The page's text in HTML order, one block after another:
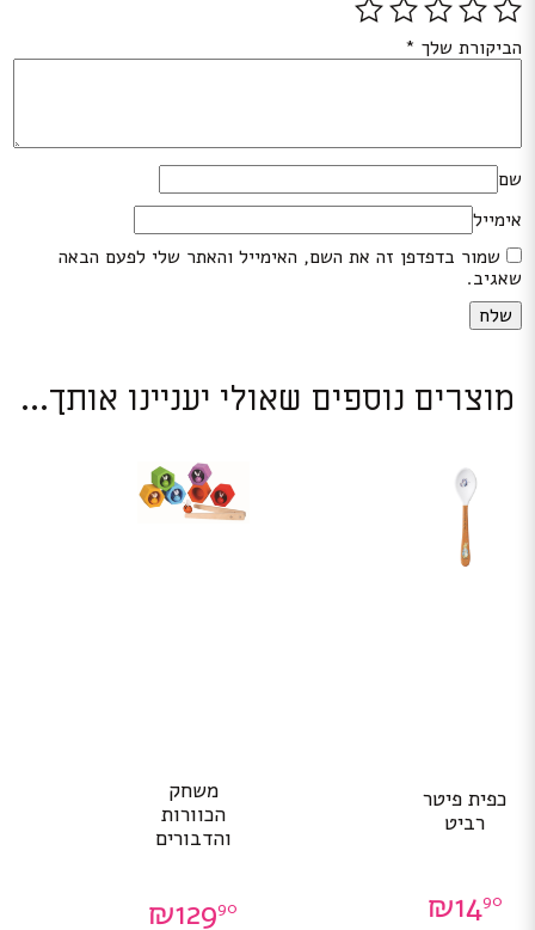
הביקורת שלך *
שם
אימייל
שמור בדפדפן זה את השם, האימייל והאתר שלי לפעם הבאה
שאגיב.
מוצרים נוספים שאולי יעניינו אותך...
כפית פיטר
רביט
₪1490
משחק
הכוורות
והדבורים
₪12990